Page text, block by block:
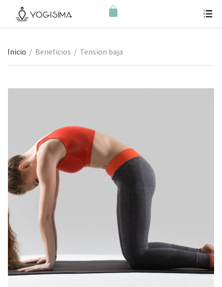
Inicio / Beneficios / Tension baja